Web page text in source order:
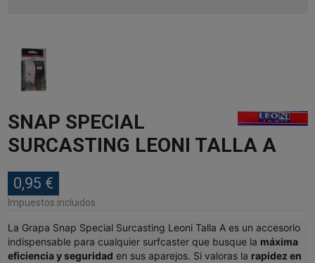
SNAP SPECIAL
SURCASTING LEONI TALLA A
0,95 €
Impuestos incluidos
La Grapa Snap Special Surcasting Leoni Talla A es un accesorio
indispensable para cualquier surfcaster que busque la máxima
eficiencia y seguridad en sus aparejos. Si valoras la rapidez en